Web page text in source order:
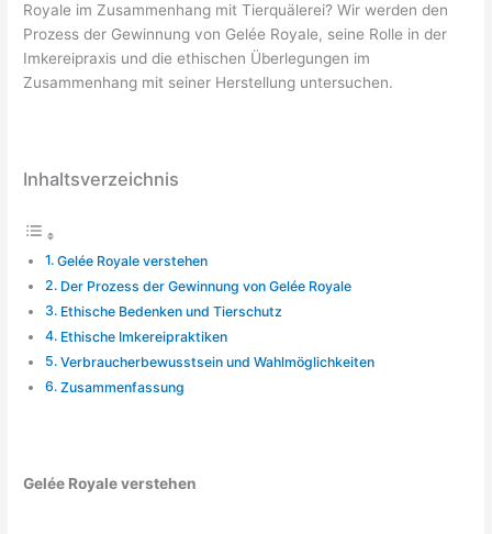
Royale im Zusammenhang mit Tierquälerei? Wir werden den
Prozess der Gewinnung von Gelée Royale, seine Rolle in der
Imkereipraxis und die ethischen Überlegungen im
Zusammenhang mit seiner Herstellung untersuchen.
Inhaltsverzeichnis
Gelée Royale verstehen
Der Prozess der Gewinnung von Gelée Royale
Ethische Bedenken und Tierschutz
Ethische Imkereipraktiken
Verbraucherbewusstsein und Wahlmöglichkeiten
Zusammenfassung
Gelée Royale verstehen